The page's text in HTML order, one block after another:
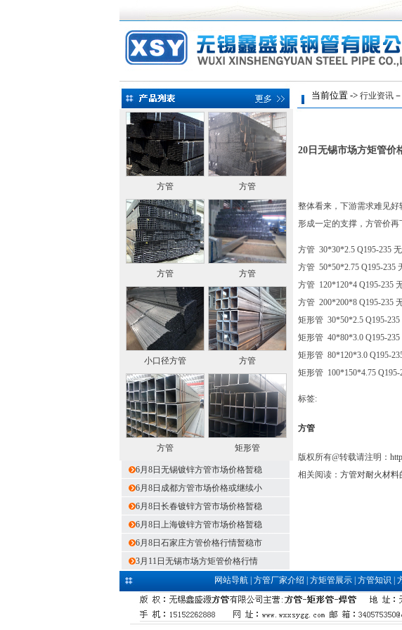
方管 方管
方管 方管
小口径方管 方管
方管 矩形管
6月8日无锡镀锌方管市场价格暂稳
6月8日成都方管市场价格或继续小
6月8日长春镀锌方管市场价格暂稳
6月8日上海镀锌方管市场价格暂稳
6月8日石家庄方管价格行情暂稳市
3月11日无锡市场方矩管价格行情
当前位置 -> 行业资讯
20日无锡市场方矩管价
整体看来，下游需求难见
形成一定的支撑，方管价
方管 30*30*2.5 Q195-235
方管 50*50*2.75 Q195-235
方管 120*120*4 Q195-235
方管 200*200*8 Q195-235
矩形管 30*50*2.5 Q195-235
矩形管 40*80*3.0 Q195-235
矩形管 80*120*3.0 Q195-
矩形管 100*150*4.75 Q195-
标签:
方管
版权所有@转载请注明：
相关阅读： 方管对耐火材料
网站导航 方管厂家介绍 方矩管展示 方管知识